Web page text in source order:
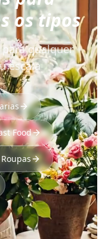
os tipos
qualquer
escala
Food